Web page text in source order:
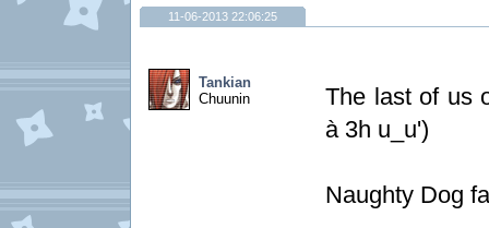
11-06-2013 22:06:25
Tankian
Chuunin
The last of us
à 3h u_u')
Naughty Dog